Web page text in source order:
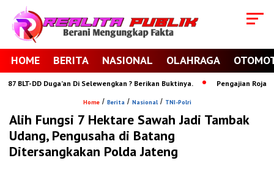
HOME BERITA NASIONAL OLAHRAGA
DD Duga’an Di Selewengkan ? Berikan Buktinya. Pengajian
Home/ Berita / Nasional/ TNI-Polri
Alih Fungsi 7 Hektare Sawah Jadi Tambak
Udang, Pengusaha di Batang
Ditersangkakan Polda Jateng